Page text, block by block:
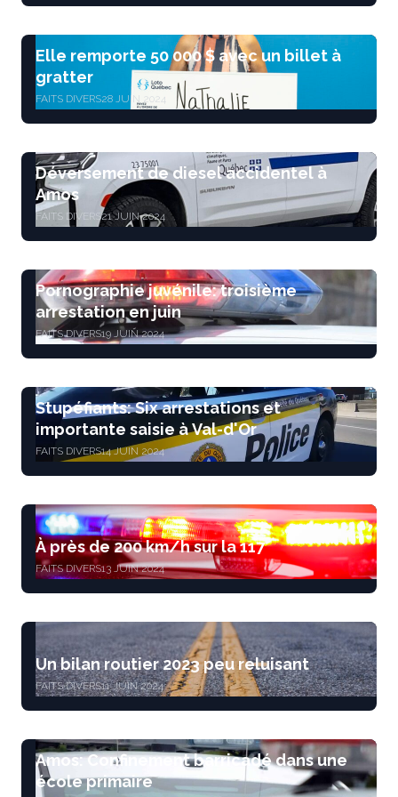
Elle remporte 50 000 $ avec un billet à
gratter
FAITS DIVERS28 JUIN 2024
Déversement de diesel accidentel à
Amos
FAITS DIVERS21 JUIN 2024
Pornographie juvénile: troisième
arrestation en juin
FAITS DIVERS19 JUIN 2024
Stupéfiants: Six arrestations et
importante saisie à Val-d'Or
FAITS DIVERS14 JUIN 2024
À près de 200 km/h sur la 117
FAITS DIVERS13 JUIN 2024
Un bilan routier 2023 peu reluisant
FAITS DIVERS11 JUIN 2024
Amos: Confinement barricadé dans une
école primaire